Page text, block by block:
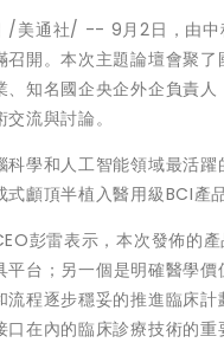
/美通社/ -- 9月2日，由中
召開。本次主題論壇會聚
、知名國企央企外企負責
流與討論。
科學和人工智能領域最活
顱頂半植入醫用級BCI產
彭雷表示，本次發佈的
平台；另一個是明確醫學
流程逐步穩妥的推進臨床
口在內的臨床診療技術的重